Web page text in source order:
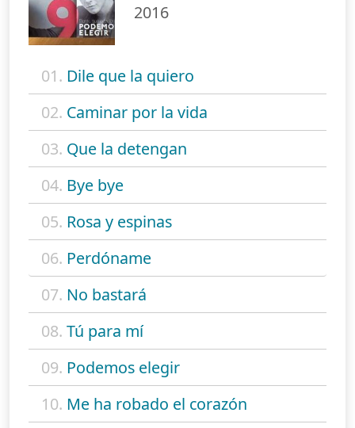
2016
01. Dile que la quiero
02. Caminar por la vida
03. Que la detengan
04. Bye bye
05. Rosa y espinas
06. Perdóname
07. No bastará
08. Tú para mí
09. Podemos elegir
10. Me ha robado el corazón